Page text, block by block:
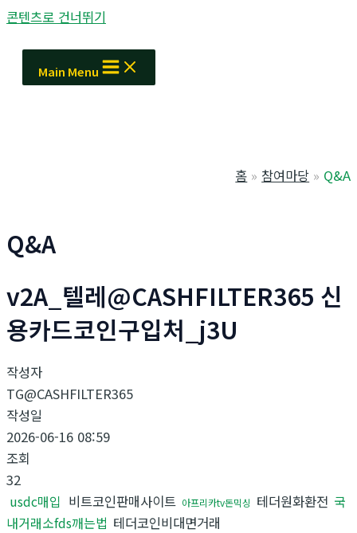
콘텐츠로 건너뛰기
Main Menu
홈 참여마당 Q&A
Q&A
v2A_텔레@CASHFILTER365 신
용카드코인구입처_j3U
작성자
TG@CASHFILTER365
작성일
2026-06-16 08:59
조회
32
usdc매입 비트코인판매사이트 아프리카tv돈믹싱 테더원화환전 국
내거래소fds깨는법 테더코인비대면거래